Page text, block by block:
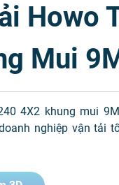
Howo
Mui
4X2 khung mui
nghiệp vận tải